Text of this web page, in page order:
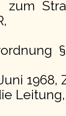
§
1968,